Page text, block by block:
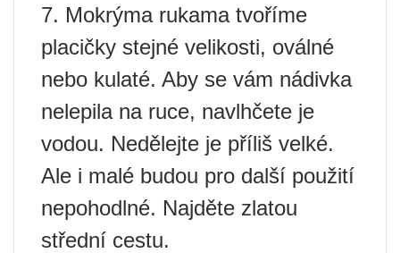
7. Mokrýma rukama tvoříme
placičky stejné velikosti, oválné
nebo kulaté. Aby se vám nádivka
nelepila na ruce, navlhčete je
vodou. Nedělejte je příliš velké.
Ale i malé budou pro další použití
nepohodlné. Najděte zlatou
střední cestu.